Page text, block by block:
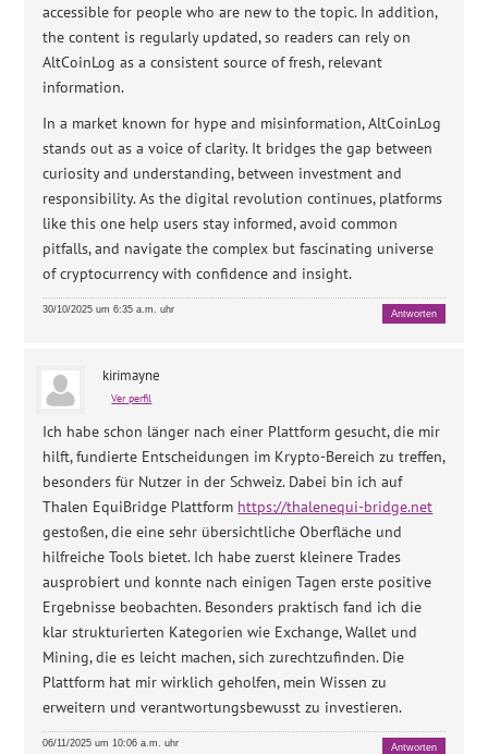
accessible for people who are new to the topic. In addition,
the content is regularly updated, so readers can rely on
AltCoinLog as a consistent source of fresh, relevant
information.
In a market known for hype and misinformation, AltCoinLog
stands out as a voice of clarity. It bridges the gap between
curiosity and understanding, between investment and
responsibility. As the digital revolution continues, platforms
like this one help users stay informed, avoid common
pitfalls, and navigate the complex but fascinating universe
of cryptocurrency with confidence and insight.
30/10/2025 um 6:35 a.m. uhr Antworten
kirimayne
Ver perfil
Ich habe schon länger nach einer Plattform gesucht, die mir
hilft, fundierte Entscheidungen im Krypto-Bereich zu treffen,
besonders für Nutzer in der Schweiz. Dabei bin ich auf
Thalen EquiBridge Plattform https://thalenequi-bridge.net
gestoßen, die eine sehr übersichtliche Oberfläche und
hilfreiche Tools bietet. Ich habe zuerst kleinere Trades
ausprobiert und konnte nach einigen Tagen erste positive
Ergebnisse beobachten. Besonders praktisch fand ich die
klar strukturierten Kategorien wie Exchange, Wallet und
Mining, die es leicht machen, sich zurechtzufinden. Die
Plattform hat mir wirklich geholfen, mein Wissen zu
erweitern und verantwortungsbewusst zu investieren.
06/11/2025 um 10:06 a.m. uhr Antworten